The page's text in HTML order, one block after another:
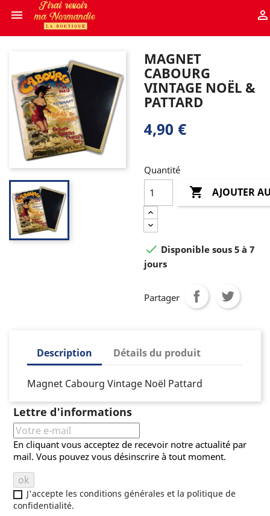
 
MAGNET
CABOURG
VINTAGE NOËL &
PATTARD
4,90 €
Quantité
 AJOUTER
 Disponible sous 5 à 7
jours
Partager
Description Détails du produit
Magnet Cabourg Vintage Noël Pattard
Lettre d'informations
En cliquant vous acceptez de recevoir notre actualité par
mail. Vous pouvez vous désinscrire à tout moment.
J'accepte les conditions générales et la politique de
confidentialité.